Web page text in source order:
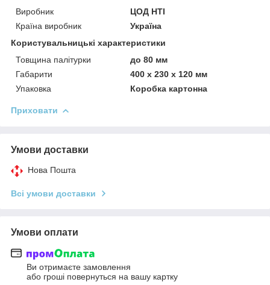
Виробник
ЦОД НТІ
Країна виробник
Україна
Користувальницькі характеристики
Товщина палітурки
до 80 мм
Габарити
400 х 230 х 120 мм
Упаковка
Коробка картонна
Приховати
Умови доставки
Нова Пошта
Всі умови доставки
Умови оплати
Ви отримаєте замовлення
або гроші повернуться на вашу картку